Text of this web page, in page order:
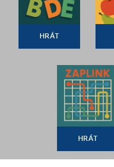
HRÁT
HRÁT